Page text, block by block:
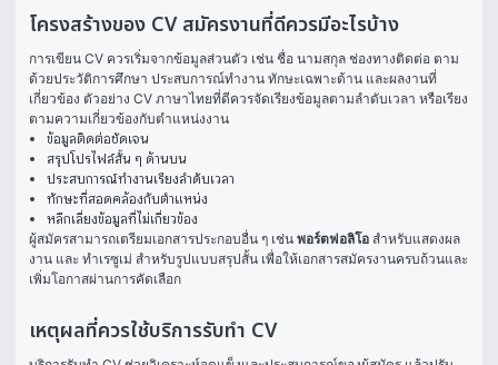
โครงสร้างของ CV สมัครงานที่ดีควรมีอะไรบ้าง
การเขียน CV ควรเริ่มจากข้อมูลส่วนตัว เช่น ชื่อ นามสกุล ช่องทางติดต่อ ตาม
ด้วยประวัติการศึกษา ประสบการณ์ทำงาน ทักษะเฉพาะด้าน และผลงานที่
เกี่ยวข้อง ตัวอย่าง CV ภาษาไทยที่ดีควรจัดเรียงข้อมูลตามลำดับเวลา หรือเรียง
ตามความเกี่ยวข้องกับตำแหน่งงาน
ข้อมูลติดต่อชัดเจน
สรุปโปรไฟล์สั้น ๆ ด้านบน
ประสบการณ์ทำงานเรียงลำดับเวลา
ทักษะที่สอดคล้องกับตำแหน่ง
หลีกเลี่ยงข้อมูลที่ไม่เกี่ยวข้อง
ผู้สมัครสามารถเตรียมเอกสารประกอบอื่น ๆ เช่น พอร์ตฟอลิโอ สำหรับแสดงผล
งาน และ ทําเรซูเม่ สำหรับรูปแบบสรุปสั้น เพื่อให้เอกสารสมัครงานครบถ้วนและ
เพิ่มโอกาสผ่านการคัดเลือก
เหตุผลที่ควรใช้บริการรับทำ CV